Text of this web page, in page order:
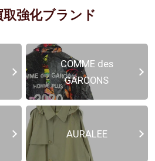
強化ブランド
COMME des
GARCONS
AURALEE